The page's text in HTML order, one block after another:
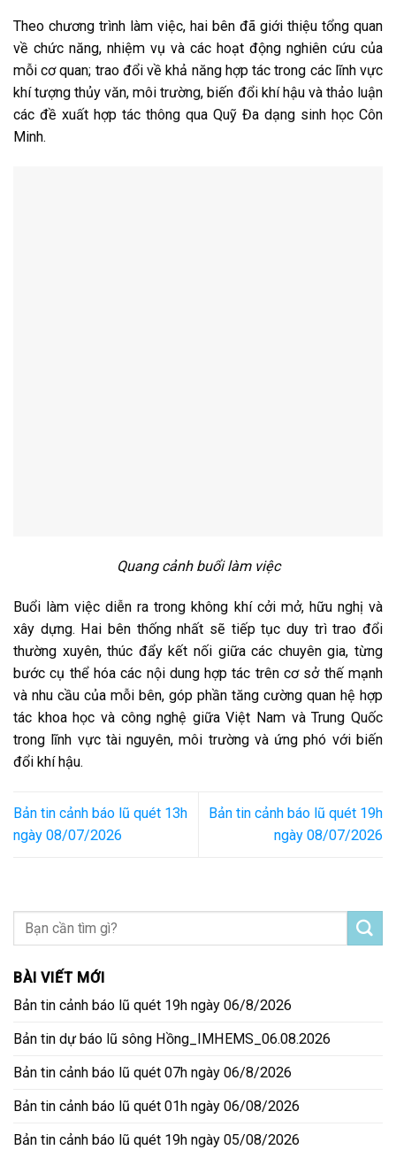
Theo chương trình làm việc, hai bên đã giới thiệu tổng quan
về chức năng, nhiệm vụ và các hoạt động nghiên cứu của
mỗi cơ quan; trao đổi về khả năng hợp tác trong các lĩnh vực
khí tượng thủy văn, môi trường, biến đổi khí hậu và thảo luận
các đề xuất hợp tác thông qua Quỹ Đa dạng sinh học Côn
Minh.
Quang cảnh buổi làm việc
Buổi làm việc diễn ra trong không khí cởi mở, hữu nghị và
xây dựng. Hai bên thống nhất sẽ tiếp tục duy trì trao đổi
thường xuyên, thúc đẩy kết nối giữa các chuyên gia, từng
bước cụ thể hóa các nội dung hợp tác trên cơ sở thế mạnh
và nhu cầu của mỗi bên, góp phần tăng cường quan hệ hợp
tác khoa học và công nghệ giữa Việt Nam và Trung Quốc
trong lĩnh vực tài nguyên, môi trường và ứng phó với biến
đổi khí hậu.
Bản tin cảnh báo lũ quét 13h
ngày 08/07/2026
Bản tin cảnh báo lũ quét 19h
ngày 08/07/2026
BÀI VIẾT MỚI
Bản tin cảnh báo lũ quét 19h ngày 06/8/2026
Bản tin dự báo lũ sông Hồng_IMHEMS_06.08.2026
Bản tin cảnh báo lũ quét 07h ngày 06/8/2026
Bản tin cảnh báo lũ quét 01h ngày 06/08/2026
Bản tin cảnh báo lũ quét 19h ngày 05/08/2026